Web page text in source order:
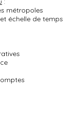
métropoles
échelle de temps